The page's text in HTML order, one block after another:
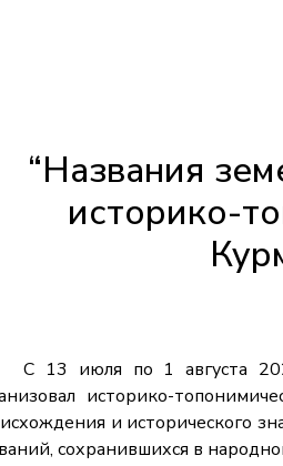
“Названия
историко-
июля по 1 августа 2025
историко-
и исторического
сохранившихся в